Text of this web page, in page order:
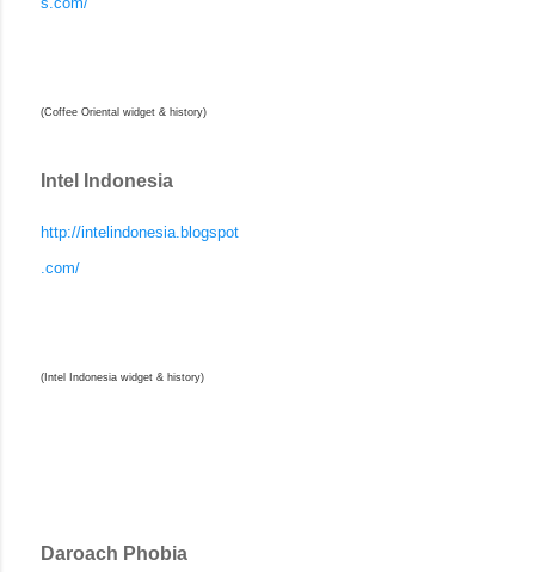
(Coffee Oriental widget & history)
Intel Indonesia
http://intelindonesia.blogspot
.com/
(Intel Indonesia widget & history)
Daroach Phobia